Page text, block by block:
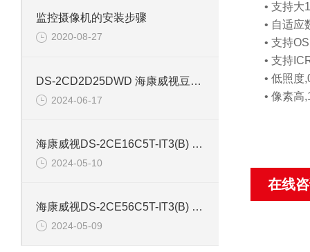
监控摄像机的安装步骤
2020-08-27
DS-2CD2D25DWD 海康威视豆干型小孔摄像机
2024-06-17
海康威视DS-2CE16C5T-IT3(B) 130万红外防水同轴摄像机
2024-05-10
海康威视DS-2CE56C5T-IT3(B) 130万像素红外半球摄像机
2024-05-09
• 支持大
• 自适应
• 支持
• 支持
• 低照度
• 像素高
在线